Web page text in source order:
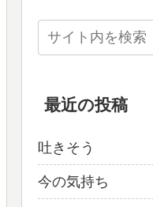
最近の投稿
吐きそう
今の気持ち